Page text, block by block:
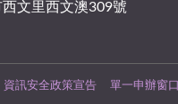
文里西文澳309號
資訊安全政策宣告 單一申辦窗口